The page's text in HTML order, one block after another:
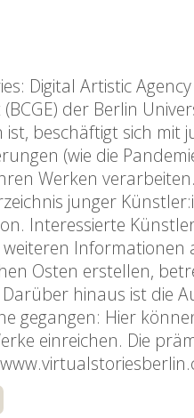
Digital Artistic
(BCGE) der Berlin
beschäftigt sich mit
(wie die
Werken
junger
Interessierte
Osten erstellen,
hinaus ist die
gegangen: Hier
einreichen. Die